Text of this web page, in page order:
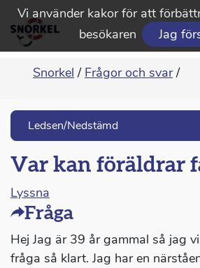
Vi använder kakor för att
besökaren
Jag
Snorkel / Frågor och svar /
Ledsen/Nedstämd
Var kan föräldrar
Lyssna
Fråga
Hej Jag är 39 år gammal så jag
fråga så klart. Jag har en